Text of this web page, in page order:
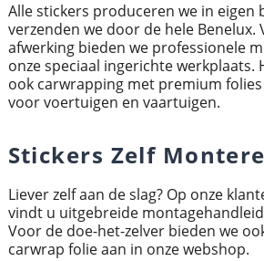
Alle stickers produceren we in eigen
verzenden we door de hele Benelux.
afwerking bieden we professionele
onze speciaal ingerichte werkplaats.
ook carwrapping met premium
voor voertuigen en vaartuigen.
Stickers Zelf
Liever zelf aan de slag? Op onze
vindt u uitgebreide
Voor de doe-het-zelver bieden we
carwrap folie aan in onze webshop.